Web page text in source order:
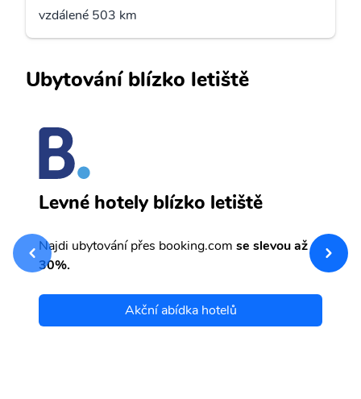
vzdálené 503 km
Ubytování blízko letiště
Levné hotely blízko letiště
Najdi ubytování přes booking.com se slevou až
30%.
Akční abídka hotelů